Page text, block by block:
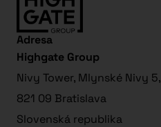
Adresa
Highgate Group
Nivy Tower, Mlynské Nivy 5,
821 09 Bratislava
Slovenská republika